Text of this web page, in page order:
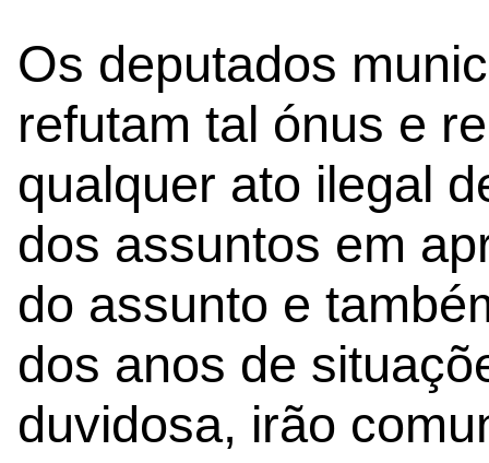
Os deputados
refutam tal ónus e
qualquer ato ilegal
dos assuntos em
do assunto e
dos anos de
duvidosa, irão